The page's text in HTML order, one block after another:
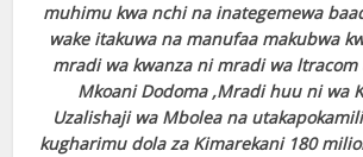
muhimu kwa nchi na inategemewa
wake itakuwa na manufaa makubwa
mradi wa kwanza ni mradi wa ltracom
Mkoani Dodoma ,Mradi huu ni wa
Uzalishaji wa Mbolea na
kugharimu dola za Kimarekani 180